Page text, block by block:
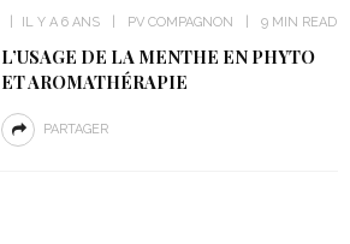
IL Y A 6 ANS
PV COMPAGNON 9 MIN READ
L’USAGE DE LA MENTHE EN PHYTO
ET AROMATHÉRAPIE
PARTAGER